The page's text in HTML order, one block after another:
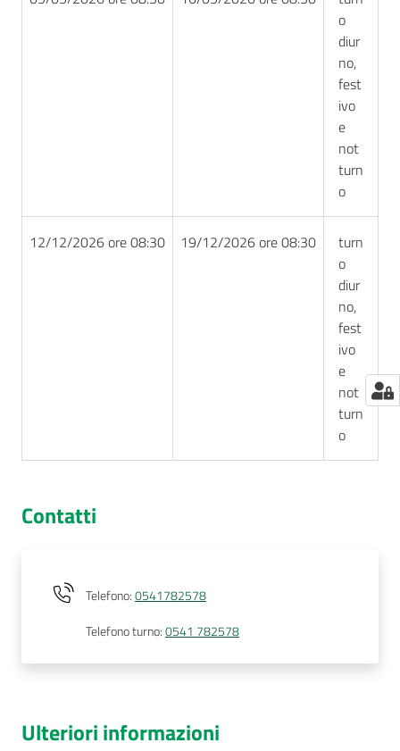
o
diur
no,
fest
ivo
e
not
turn
o
12/12/2026 ore 08:30 19/12/2026 ore 08:30
turn
o
diur
no,
fest
ivo
e
not
turn
o
Contatti
Telefono:0541782578
Telefono turno:0541 782578
Ulteriori informazioni